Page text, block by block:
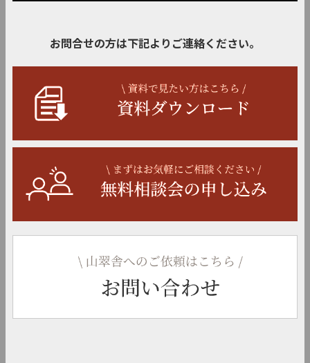
お問合せの方は下記よりご連絡ください。